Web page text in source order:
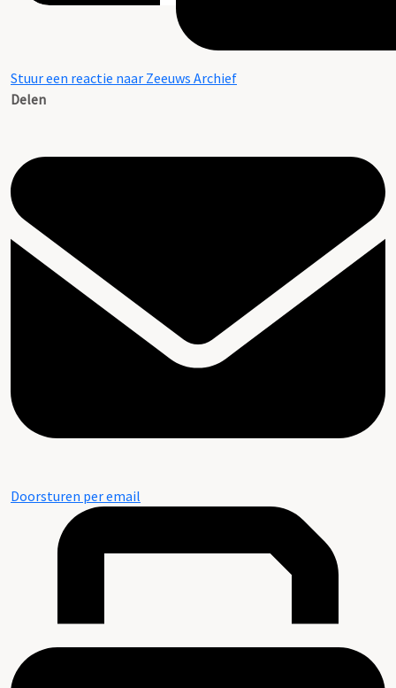
Stuur een reactie naar Zeeuws Archief
Delen
Doorsturen per email